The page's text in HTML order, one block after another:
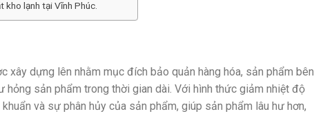
kho lạnh tại Vĩnh Phúc.
xây dựng lên nhằm mục đích bảo quản hàng hóa, sản phẩm bên
hỏng sản phẩm trong thời gian dài. Với hình thức giảm nhiệt độ
và sự phân hủy của sản phẩm, giúp sản phẩm lâu hư hơn,